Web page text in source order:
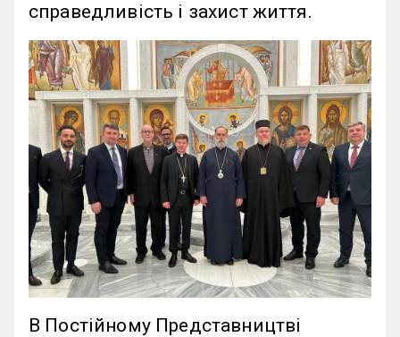
справедливість і захист життя.
В Постійному Представництві